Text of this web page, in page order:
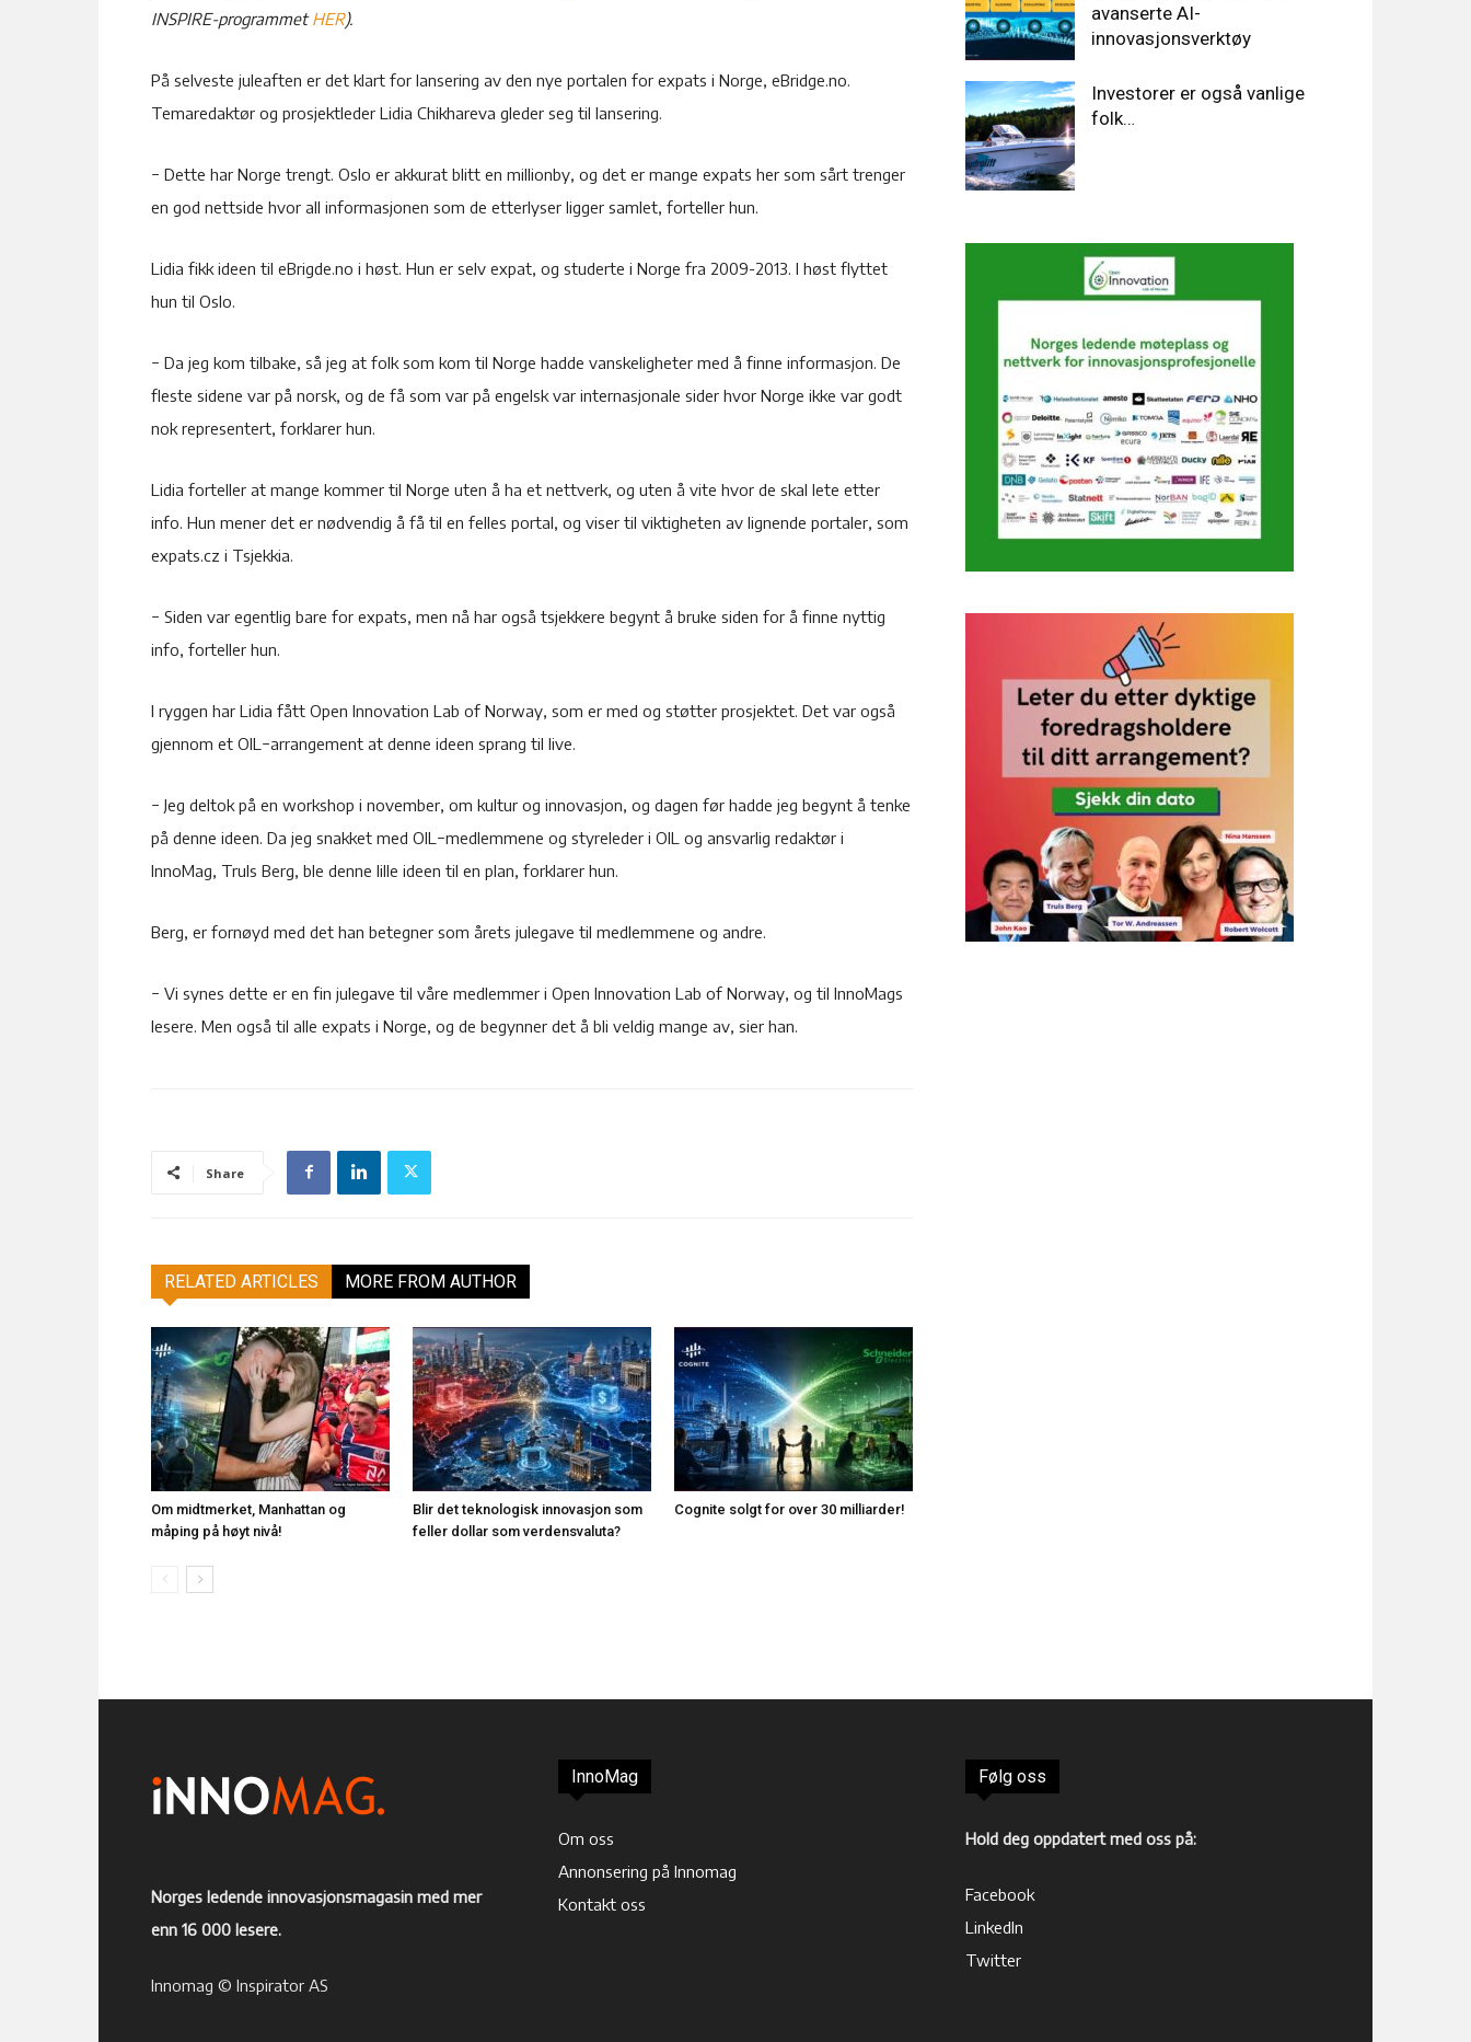
INSPIRE-programmetHER).
På selveste juleaften er det klart for lansering av den nye portalen for expats i Norge, eBridge.no.
Temaredaktør og prosjektleder Lidia Chikhareva gleder seg til lansering.
− Dette har Norge trengt. Oslo er akkurat blitt en millionby, og det er mange expats her som sårt trenger
en god nettside hvor all informasjonen som de etterlyser ligger samlet, forteller hun.
Lidia fikk ideen til eBrigde.no i høst. Hun er selv expat, og studerte i Norge fra 2009-2013. I høst flyttet
hun til Oslo.
− Da jeg kom tilbake, så jeg at folk som kom til Norge hadde vanskeligheter med å finne informasjon. De
fleste sidene var på norsk, og de få som var på engelsk var internasjonale sider hvor Norge ikke var godt
nok representert, forklarer hun.
Lidia forteller at mange kommer til Norge uten å ha et nettverk, og uten å vite hvor de skal lete etter
info. Hun mener det er nødvendig å få til en felles portal, og viser til viktigheten av lignende portaler, som
expats.cz i Tsjekkia.
− Siden var egentlig bare for expats, men nå har også tsjekkere begynt å bruke siden for å finne nyttig
info, forteller hun.
I ryggen har Lidia fått Open Innovation Lab of Norway, som er med og støtter prosjektet. Det var også
gjennom et OIL−arrangement at denne ideen sprang til live.
− Jeg deltok på en workshop i november, om kultur og innovasjon, og dagen før hadde jeg begynt å tenke
på denne ideen. Da jeg snakket med OIL−medlemmene og styreleder i OIL og ansvarlig redaktør i
InnoMag, Truls Berg, ble denne lille ideen til en plan, forklarer hun.
Berg, er fornøyd med det han betegner som årets julegave til medlemmene og andre.
− Vi synes dette er en fin julegave til våre medlemmer i Open Innovation Lab of Norway, og til InnoMags
lesere. Men også til alle expats i Norge, og de begynner det å bli veldig mange av, sier han.
Share
RELATED ARTICLES MORE FROM AUTHOR
Om midtmerket, Manhattan og
måping på høyt nivå!
Blir det teknologisk innovasjon som
feller dollar som verdensvaluta?
Cognite solgt for over 30 milliarder!
avanserte AI-
innovasjonsverktøy
Investorer er også vanlige
folk…
Norges ledende innovasjonsmagasin med mer
enn 16 000 lesere.
Innomag © Inspirator AS
InnoMag
Om oss
Annonsering på Innomag
Kontakt oss
Følg oss
Hold deg oppdatert med oss på:
Facebook
LinkedIn
Twitter